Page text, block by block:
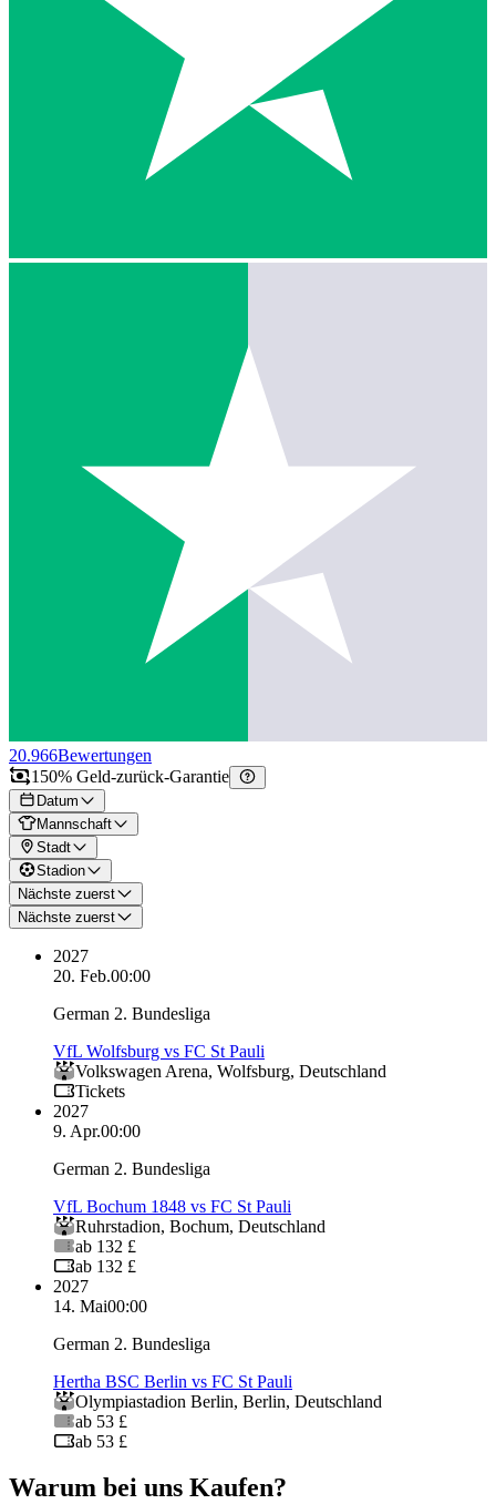
20.966Bewertungen
150% Geld-zurück-Garantie
Datum
Mannschaft
Stadt
Stadion
Nächste zuerst
Nächste zuerst
2027
20. Feb.00:00
German 2. Bundesliga
VfL Wolfsburg vs FC St Pauli
Volkswagen Arena, Wolfsburg, Deutschland
Tickets
2027
9. Apr.00:00
German 2. Bundesliga
VfL Bochum 1848 vs FC St Pauli
Ruhrstadion, Bochum, Deutschland
ab 132 £
ab 132 £
2027
14. Mai00:00
German 2. Bundesliga
Hertha BSC Berlin vs FC St Pauli
Olympiastadion Berlin, Berlin, Deutschland
ab 53 £
ab 53 £
Warum bei uns Kaufen?